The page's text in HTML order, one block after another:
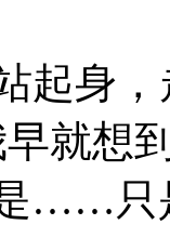
起身，
就想
……只